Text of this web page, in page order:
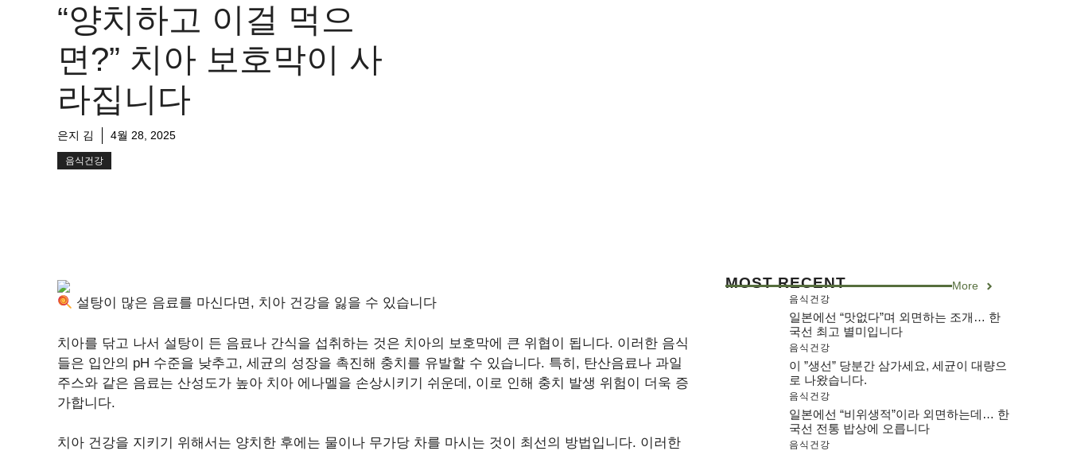
“양치하고 이걸 먹으
면?” 치아 보호막이 사
라집니다
은지 김 4월 28, 2025
음식건강
설탕이 많은 음료를 마신다면, 치아 건강을 잃을 수 있습니다
치아를 닦고 나서 설탕이 든 음료나 간식을 섭취하는 것은 치아의 보호막에 큰 위협이 됩니다. 이러한 음식
들은 입안의 pH 수준을 낮추고, 세균의 성장을 촉진해 충치를 유발할 수 있습니다. 특히, 탄산음료나 과일
주스와 같은 음료는 산성도가 높아 치아 에나멜을 손상시키기 쉬운데, 이로 인해 충치 발생 위험이 더욱 증
가합니다.
치아 건강을 지키기 위해서는 양치한 후에는 물이나 무가당 차를 마시는 것이 최선의 방법입니다. 이러한
MOST RECENT More
음식건강
일본에선 “맛없다”며 외면하는 조개… 한
국선 최고 별미입니다
음식건강
이 ”생선” 당분간 삼가세요, 세균이 대량으
로 나왔습니다.
음식건강
일본에선 “비위생적”이라 외면하는데… 한
국선 전통 밥상에 오릅니다
음식건강